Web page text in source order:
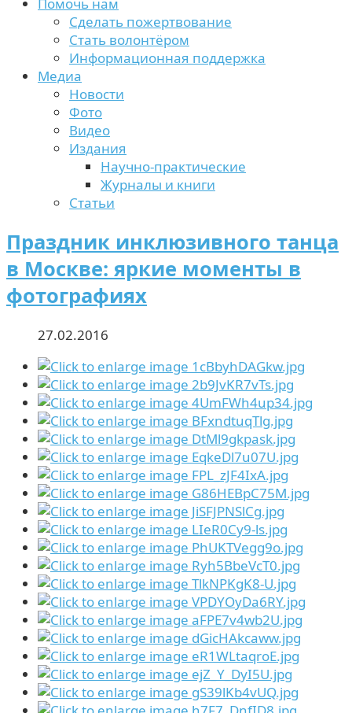
Помочь нам
Сделать пожертвование
Стать волонтёром
Информационная поддержка
Медиа
Новости
Фото
Видео
Издания
Научно-практические
Журналы и книги
Статьи
Праздник инклюзивного танца
в Москве: яркие моменты в
фотографиях
27.02.2016